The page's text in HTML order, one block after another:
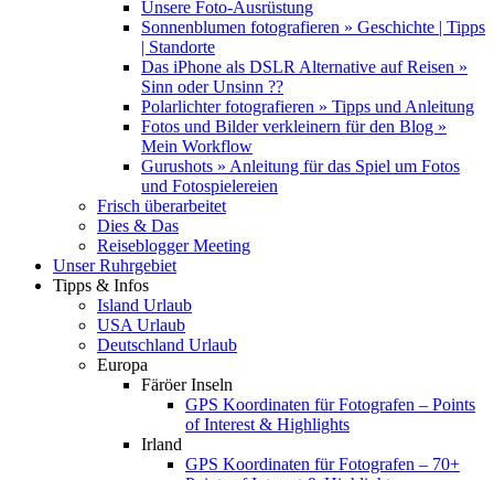
Unsere Foto-Ausrüstung
Sonnenblumen fotografieren » Geschichte | Tipps
| Standorte
Das iPhone als DSLR Alternative auf Reisen »
Sinn oder Unsinn ??
Polarlichter fotografieren » Tipps und Anleitung
Fotos und Bilder verkleinern für den Blog »
Mein Workflow
Gurushots » Anleitung für das Spiel um Fotos
und Fotospielereien
Frisch überarbeitet
Dies & Das
Reiseblogger Meeting
Unser Ruhrgebiet
Tipps & Infos
Island Urlaub
USA Urlaub
Deutschland Urlaub
Europa
Färöer Inseln
GPS Koordinaten für Fotografen – Points
of Interest & Highlights
Irland
GPS Koordinaten für Fotografen – 70+